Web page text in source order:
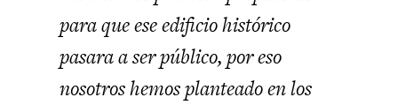
para que ese edificio histórico
pasara a ser público, por eso
nosotros hemos planteado en los